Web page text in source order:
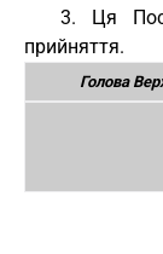
3. Ця
прийняття.
Голова